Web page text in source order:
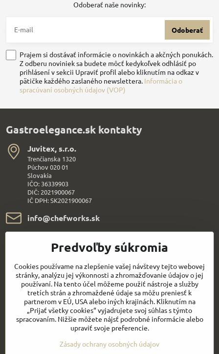
Odoberať naše novinky:
Odoberať
Prajem si dostávať informácie o novinkách a akčných ponukách.
Z odberu noviniek sa budete môcť kedykoľvek odhlásiť po
prihlásení v sekcii Upraviť profil alebo kliknutím na odkaz v
pätičke každého zaslaného newslettera. Informácia o
spracúvaní osobných údajov (VOP)
Gastroelegance.sk kontakty
Juvitex, s​.r​.o​.
Trenčianska 1320
Púchov 020 01
Slovakia
IČO: 36339903
DIČ: 2021900067
IČ DPH: SK2021900067
info​@chefworks​.sk
Všetko k nákupu
Sledujte naše novinky aj na sieťach:
Facebook Youtube
Predvoľby súkromia
Cookies používame na zlepšenie vašej návštevy tejto webovej
stránky, analýzu jej výkonnosti a zhromažďovanie údajov o jej
používaní. Na tento účel môžeme použiť nástroje a služby
tretích strán a zhromaždené údaje sa môžu preniesť k
partnerom v EÚ, USA alebo iných krajinách. Kliknutím na
„Prijať všetky cookies“ vyjadrujete svoj súhlas s týmto
spracovaním. Nižšie môžete nájsť podrobné informácie alebo
upraviť svoje preferencie.
Zásady ochrany osobných údajov